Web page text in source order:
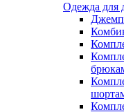
Одежда для